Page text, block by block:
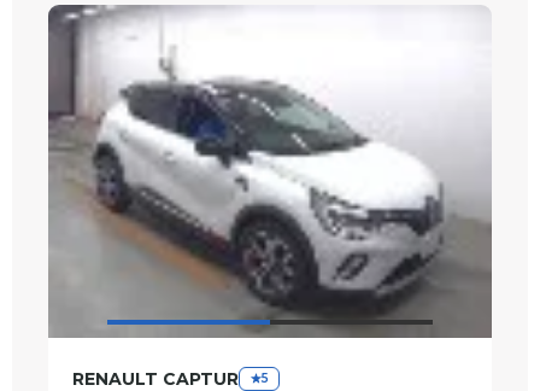
RENAULT CAPTUR 5